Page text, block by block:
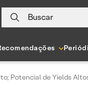
Buscar
Potencial de Yields